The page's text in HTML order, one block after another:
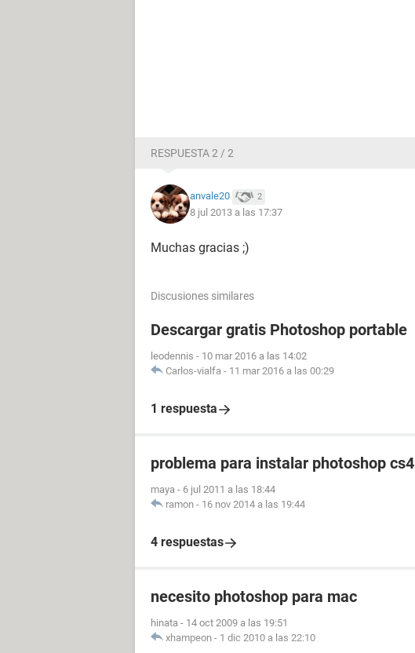
RESPUESTA 2 / 2
anvale20 2
8 jul 2013 a las 17:37
Muchas gracias ;)
Discusiones similares
Descargar gratis Photoshop portable
leodennis - 10 mar 2016 a las 14:02
Carlos-vialfa - 11 mar 2016 a las 00:29
1 respuesta
problema para instalar photoshop cs4
maya - 6 jul 2011 a las 18:44
ramon - 16 nov 2014 a las 19:44
4 respuestas
necesito photoshop para mac
hinata - 14 oct 2009 a las 19:51
xhampeon - 1 dic 2010 a las 22:10